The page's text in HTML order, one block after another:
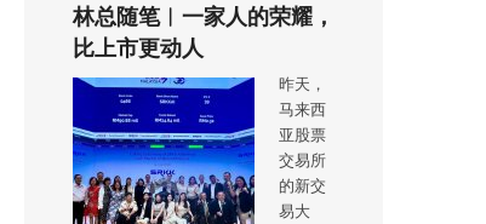
林总随笔︱一家人的荣耀，
比上市更动人
昨天，
马来西
亚股票
交易所
的新交
易大